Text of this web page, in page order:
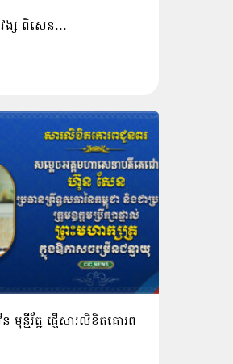
ង្ស ពិសេន…
មុន្មីរ័ត្ន ផ្ញើសារលិខិតគោរព